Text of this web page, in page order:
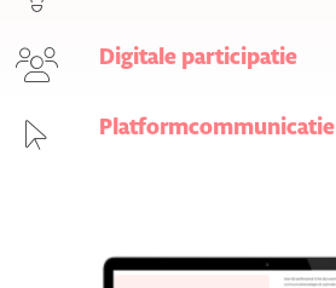
Digitale participatie
Platformcommunicatie